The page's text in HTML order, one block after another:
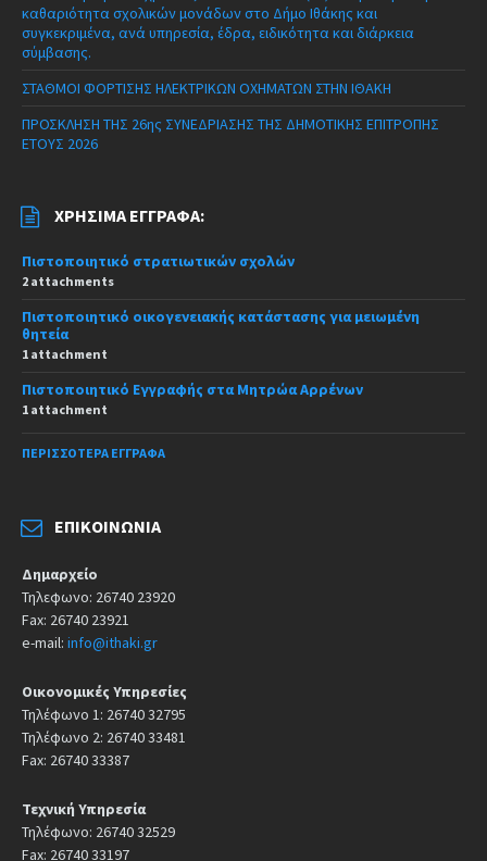
καθαριότητα σχολικών μονάδων στο Δήμο Ιθάκης και
συγκεκριμένα, ανά υπηρεσία, έδρα, ειδικότητα και διάρκεια
σύμβασης.
ΣΤΑΘΜΟΙ ΦΟΡΤΙΣΗΣ ΗΛΕΚΤΡΙΚΩΝ ΟΧΗΜΑΤΩΝ ΣΤΗΝ ΙΘΑΚΗ
ΠΡΟΣΚΛΗΣΗ ΤΗΣ 26ης ΣΥΝΕΔΡΙΑΣΗΣ ΤΗΣ ΔΗΜΟΤΙΚΗΣ ΕΠΙΤΡΟΠΗΣ
ΕΤΟΥΣ 2026
ΧΡΉΣΙΜΑ ΈΓΓΡΑΦΑ:
Πιστοποιητικό στρατιωτικών σχολών
2 attachments
Πιστοποιητικό οικογενειακής κατάστασης για μειωμένη
θητεία
1 attachment
Πιστοποιητικό Εγγραφής στα Μητρώα Αρρένων
1 attachment
ΠΕΡΙΣΣΌΤΕΡΑ ΈΓΓΡΑΦΑ
ΕΠΙΚΟΙΝΩΝΊΑ
Δημαρχείο
Τηλεφωνο: 26740 23920
Fax: 26740 23921
e-mail: info@ithaki.gr
Οικονομικές Υπηρεσίες
Τηλέφωνο 1: 26740 32795
Τηλέφωνο 2: 26740 33481
Fax: 26740 33387
Τεχνική Υπηρεσία
Τηλέφωνο: 26740 32529
Fax: 26740 33197